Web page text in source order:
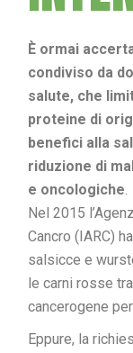
È ormai
condiviso da
salute, che
proteine di
benefici alla
riduzione di
e oncologiche.
Nel 2015
Cancro (IARC)
salsicce e
le carni rosse
cancerogene
Eppure, la